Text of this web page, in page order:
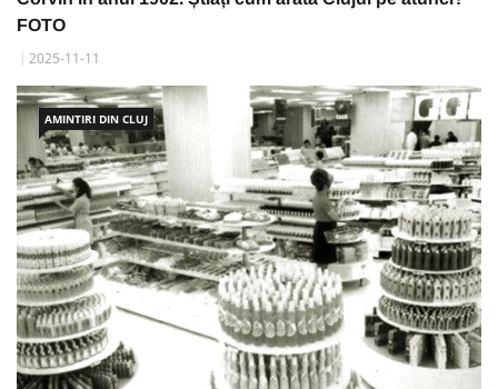
FOTO
2025-11-11
AMINTIRI DIN CLUJ